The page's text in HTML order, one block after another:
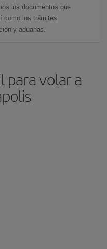
los documentos que
como los trámites
y aduanas.
volar a